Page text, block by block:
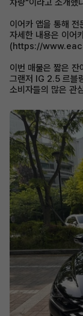
차량"이라고 소개했
이어카 앱을 통해 전
자세한 내용은 이
(https://
이번 매물은 짧은
그랜저 IG 2.5 르블
소비자들의 많은 관